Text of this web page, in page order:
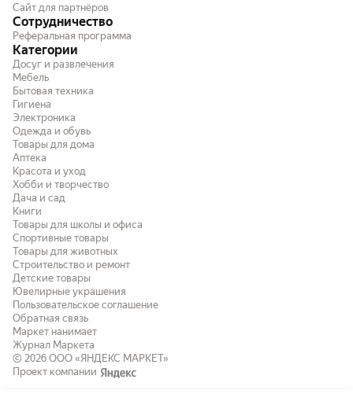
Сайт для партнёров
Сотрудничество
Реферальная программа
Категории
Досуг и развлечения
Мебель
Бытовая техника
Гигиена
Электроника
Одежда и обувь
Товары для дома
Аптека
Красота и уход
Хобби и творчество
Дача и сад
Книги
Товары для школы и офиса
Спортивные товары
Товары для животных
Строительство и ремонт
Детские товары
Ювелирные украшения
Пользовательское соглашение
Обратная связь
Маркет нанимает
Журнал Маркета
© 2026 ООО «ЯНДЕКС МАРКЕТ»
Проект компании